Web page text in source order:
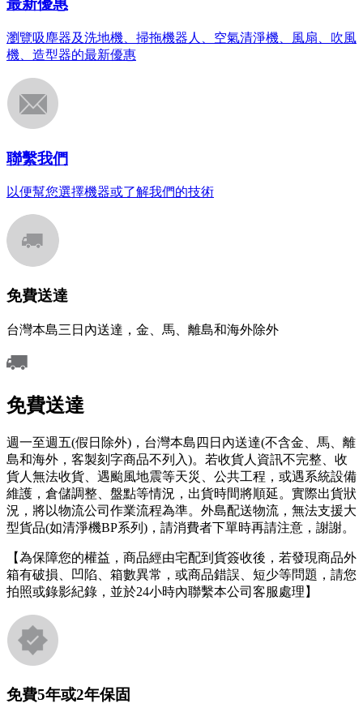
最新優惠
瀏覽吸塵器及洗地機、掃拖機器人、空氣清淨機、風扇、吹風
機、造型器的最新優惠
聯繫我們
以便幫您選擇機器或了解我們的技術
免費送達
台灣本島三日內送達，金、馬、離島和海外除外
免費送達
週一至週五(假日除外)，台灣本島四日內送達(不含金、馬、離
島和海外，客製刻字商品不列入)。若收貨人資訊不完整、收
貨人無法收貨、遇颱風地震等天災、公共工程，或遇系統設備
維護，倉儲調整、盤點等情況，出貨時間將順延。實際出貨狀
況，將以物流公司作業流程為準。外島配送物流，無法支援大
型貨品(如清淨機BP系列)，請消費者下單時再請注意，謝謝。
【為保障您的權益，商品經由宅配到貨簽收後，若發現商品外
箱有破損、凹陷、箱數異常，或商品錯誤、短少等問題，請您
拍照或錄影紀錄，並於24小時內聯繫本公司客服處理】
免費5年或2年保固